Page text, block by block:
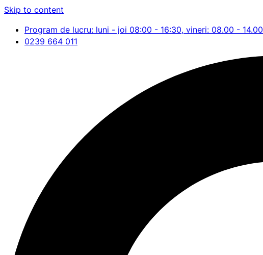
Skip to content
Program de lucru: luni - joi 08:00 - 16:30, vineri: 08.00 - 14.00
0239 664 011